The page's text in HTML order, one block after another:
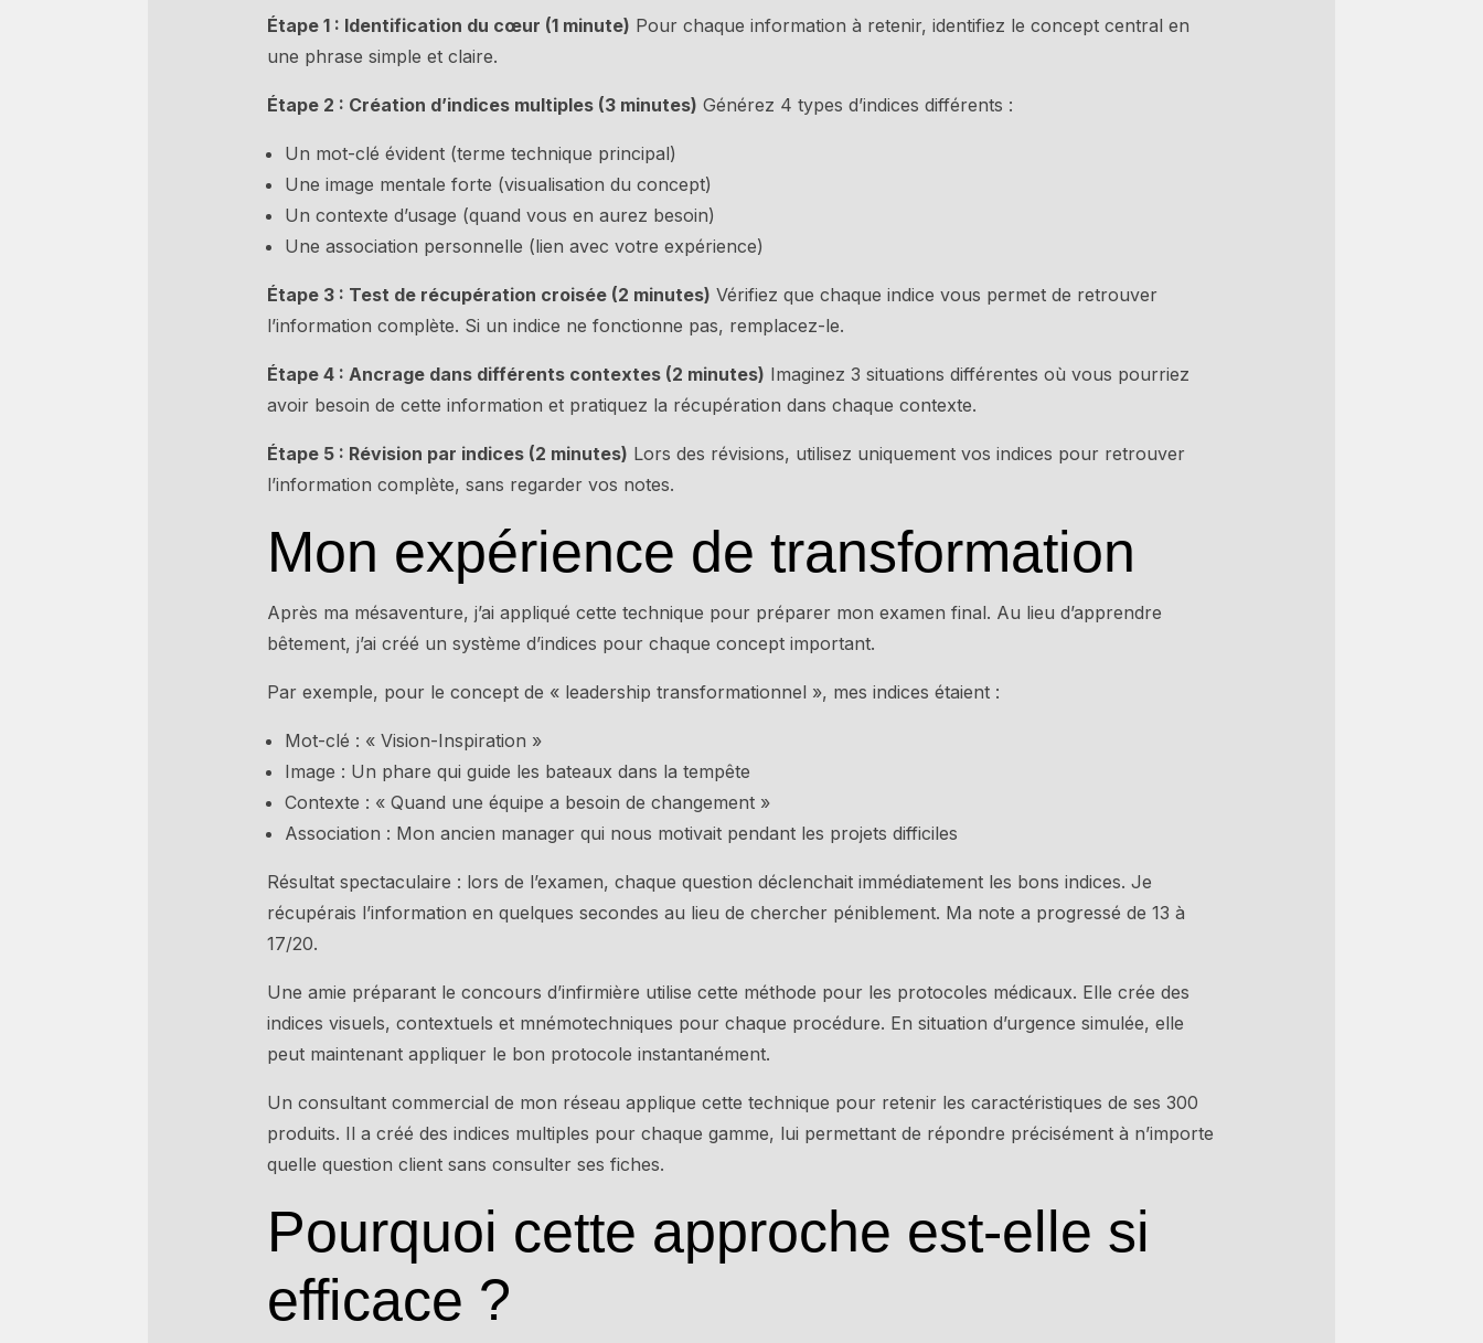
Étape 1 : Identification du cœur (1 minute) Pour chaque information à retenir, identifiez le concept central en
une phrase simple et claire.
Étape 2 : Création d’indices multiples (3 minutes) Générez 4 types d’indices différents :
Un mot-clé évident (terme technique principal)
Une image mentale forte (visualisation du concept)
Un contexte d’usage (quand vous en aurez besoin)
Une association personnelle (lien avec votre expérience)
Étape 3 : Test de récupération croisée (2 minutes) Vérifiez que chaque indice vous permet de retrouver
l’information complète. Si un indice ne fonctionne pas, remplacez-le.
Étape 4 : Ancrage dans différents contextes (2 minutes) Imaginez 3 situations différentes où vous pourriez
avoir besoin de cette information et pratiquez la récupération dans chaque contexte.
Étape 5 : Révision par indices (2 minutes) Lors des révisions, utilisez uniquement vos indices pour retrouver
l’information complète, sans regarder vos notes.
Mon expérience de transformation
Après ma mésaventure, j’ai appliqué cette technique pour préparer mon examen final. Au lieu d’apprendre
bêtement, j’ai créé un système d’indices pour chaque concept important.
Par exemple, pour le concept de « leadership transformationnel », mes indices étaient :
Mot-clé : « Vision-Inspiration »
Image : Un phare qui guide les bateaux dans la tempête
Contexte : « Quand une équipe a besoin de changement »
Association : Mon ancien manager qui nous motivait pendant les projets difficiles
Résultat spectaculaire : lors de l’examen, chaque question déclenchait immédiatement les bons indices. Je
récupérais l’information en quelques secondes au lieu de chercher péniblement. Ma note a progressé de 13 à
17/20.
Une amie préparant le concours d’infirmière utilise cette méthode pour les protocoles médicaux. Elle crée des
indices visuels, contextuels et mnémotechniques pour chaque procédure. En situation d’urgence simulée, elle
peut maintenant appliquer le bon protocole instantanément.
Un consultant commercial de mon réseau applique cette technique pour retenir les caractéristiques de ses 300
produits. Il a créé des indices multiples pour chaque gamme, lui permettant de répondre précisément à n’importe
quelle question client sans consulter ses fiches.
Pourquoi cette approche est-elle si
efficace ?